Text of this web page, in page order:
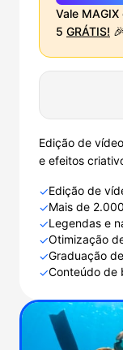
Vale
5 GRÁTIS! 🎉
Edição de
e efeitos
✓Edição de
✓Mais de
✓Legendas e
✓Otimização
✓Graduação
✓Conteúdo de